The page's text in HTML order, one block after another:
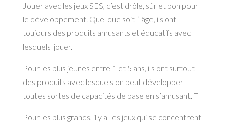
Jouer avec les jeux SES, c’est drôle, sûr et bon pour
le développement. Quel que soit l’ âge, ils ont
toujours des produits amusants et éducatifs avec
lesquels jouer.
Pour les plus jeunes entre 1 et 5 ans, ils ont surtout
des produits avec lesquels on peut développer
toutes sortes de capacités de base en s’amusant. T
Pour les plus grands, il y a les jeux qui se concentrent